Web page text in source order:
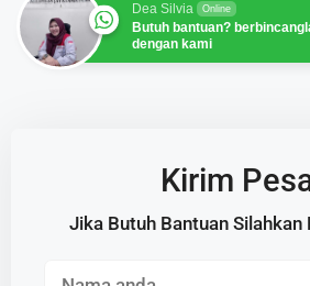
Dea Silvia Online
Butuh bantuan?
dengan kami
Kirim
Jika Butuh Bantuan Silahkan